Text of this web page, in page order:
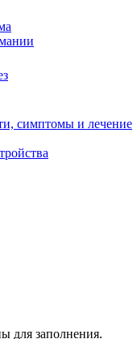
симптомы и лечение
для заполнения.